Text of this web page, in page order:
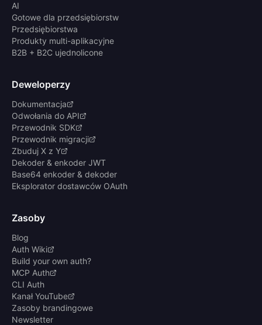
AI
Gotowe dla przedsiębiorstw
Przedsiębiorstwa
Produkty multi-aplikacyjne
B2B + B2C ujednolicone
Deweloperzy
Dokumentacja
Odwołania do API
Przewodnik SDK
Przewodnik migracji
Zbuduj X z Y
Dekoder & enkoder JWT
Base64 enkoder & dekoder
Eksplorator dostawców OAuth
Zasoby
Blog
Auth Wiki
Build your own auth?
MCP Auth
CLI Auth
Kanał YouTube
Zasoby brandingowe
Newsletter